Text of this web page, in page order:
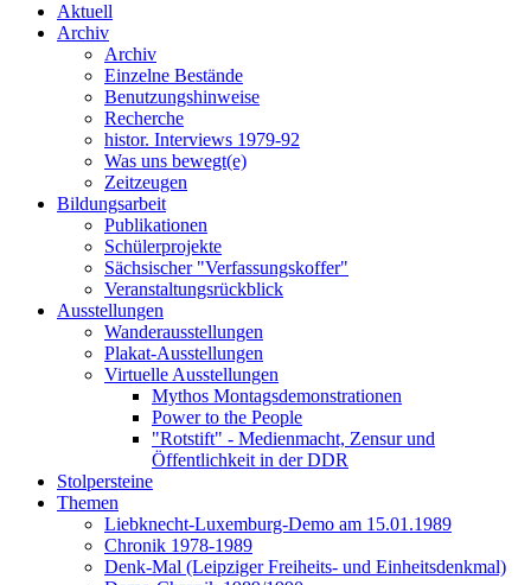
Aktuell
Archiv
Archiv
Einzelne Bestände
Benutzungshinweise
Recherche
histor. Interviews 1979-92
Was uns bewegt(e)
Zeitzeugen
Bildungsarbeit
Publikationen
Schülerprojekte
Sächsischer "Verfassungskoffer"
Veranstaltungsrückblick
Ausstellungen
Wanderausstellungen
Plakat-Ausstellungen
Virtuelle Ausstellungen
Mythos Montagsdemonstrationen
Power to the People
"Rotstift" - Medienmacht, Zensur und
Öffentlichkeit in der DDR
Stolpersteine
Themen
Liebknecht-Luxemburg-Demo am 15.01.1989
Chronik 1978-1989
Denk-Mal (Leipziger Freiheits- und Einheitsdenkmal)